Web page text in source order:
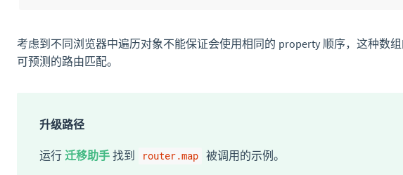
考虑到不同浏览器中遍历对象不能保证会使用相同的 property 顺序，这种数
可预测的路由匹配。
升级路径
运行 迁移助手找到 router.map 被调用的示例。